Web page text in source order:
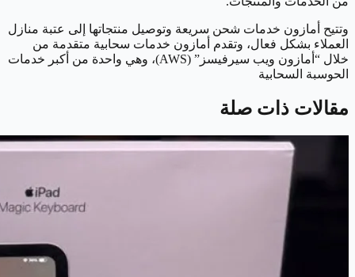
وتتيح أمازون خدمات شحن سريعة وتوصيل منتجاتها إلى عتبة منازل
العملاء بشكل فعال، وتقدم أمازون خدمات سحابية متقدمة من
خلال “أمازون ويب سيرفيسز” (AWS)، وهي واحدة من أكبر خدمات
الحوسبة السحابية
مقالات ذات صلة